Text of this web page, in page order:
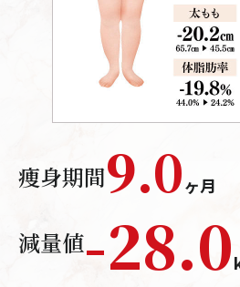
痩身期間9.0ヶ月
減量値-28.0